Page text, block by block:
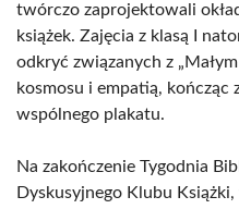
twórczo zaprojektowali
książek. Zajęcia z klasą I
odkryć związanych z
kosmosu i empatią, kończąc
wspólnego plakatu.
Na zakończenie Tygodnia
Dyskusyjnego Klubu